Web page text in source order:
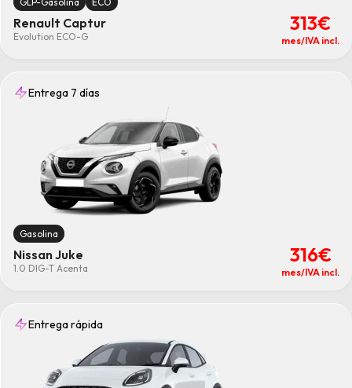
Renault Captur
Evolution ECO-G
313€
mes/IVA incl.
Entrega 7 días
Gasolina
Nissan Juke
1.0 DIG-T Acenta
316€
mes/IVA incl.
Entrega rápida